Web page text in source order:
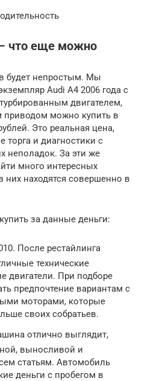
что еще можно
будет непростым. Мы
Audi A4 2006 года с
двигателем,
можно купить в
Это реальная цена,
торга и диагностики с
неполадок. За эти же
много интересных
находятся совершенно в
за данные деньги:
После рестайлинга
технические
двигатели. При подборе
предпочтение вариантам с
моторами, которые
своих собратьев.
отлично выглядит,
выносливой и
статьям. Автомобиль
деньги с пробегом в